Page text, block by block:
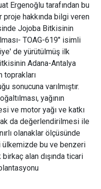
Ergenoğlu tarafından bu
proje hakkında bilgi veren
Jojoba Bitkisinin
TOAG-619" isimli
de yürütülmüş ilk
Adana-Antalya
toprakları
sonucuna varılmıştır.
yağının
ve motor yağı ve katkı
da değerlendirilmesi ile
olanaklar ölçüsünde
ülkemizde bu ve benzeri
alan dışında ticari